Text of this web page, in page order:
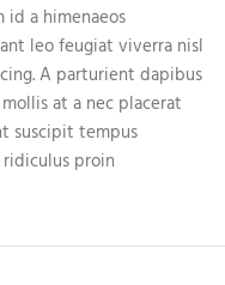
id a himenaeos
leo feugiat viverra nisl
A parturient dapibus
at a nec placerat
suscipit tempus
proin